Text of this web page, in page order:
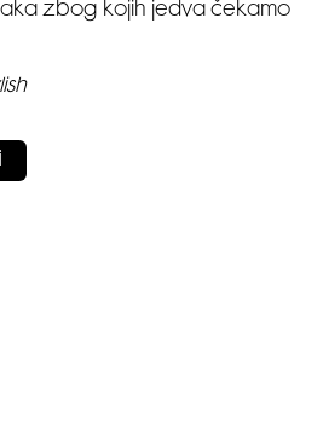
zbog kojih jedva čekamo